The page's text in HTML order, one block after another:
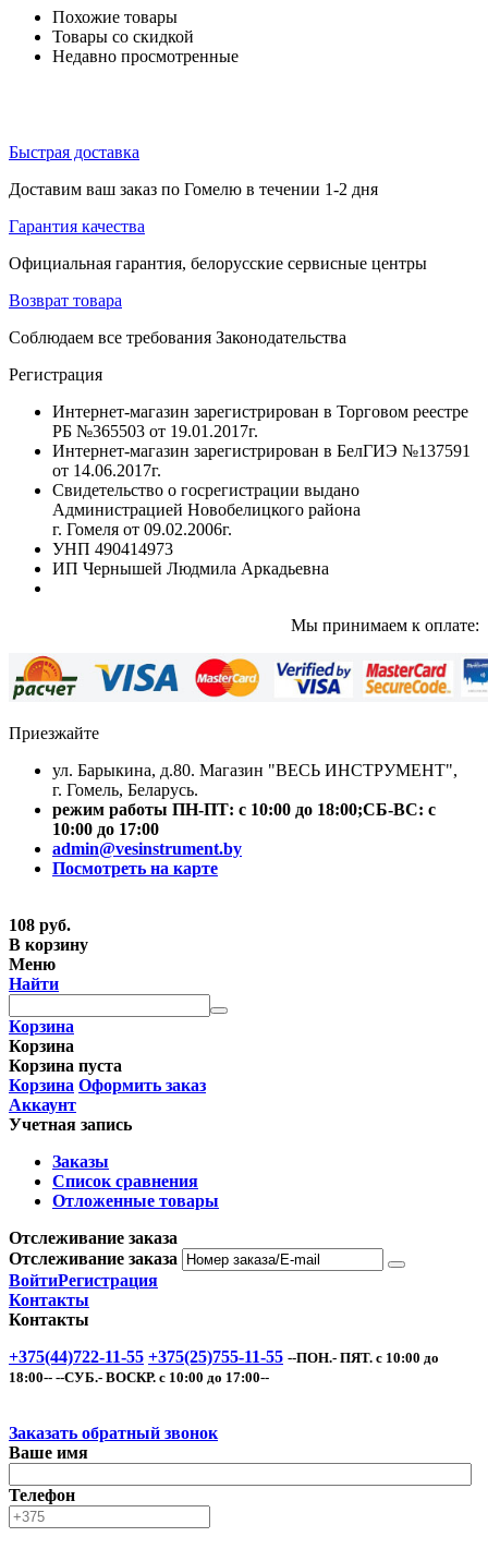
Похожие товары
Товары со скидкой
Недавно просмотренные
Быстрая доставка
Доставим ваш заказ по Гомелю в течении 1-2 дня
Гарантия качества
Официальная гарантия, белорусские сервисные центры
Возврат товара
Соблюдаем все требования Законодательства
Регистрация
Интернет-магазин зарегистрирован в Торговом реестре
РБ №365503 от 19.01.2017г.
Интернет-магазин зарегистрирован в БелГИЭ №137591
от 14.06.2017г.
Свидетельство о госрегистрации выдано
Администрацией Новобелицкого района
г. Гомеля от 09.02.2006г.
УНП 490414973
ИП Чернышей Людмила Аркадьевна
Мы принимаем к оплате:
Приезжайте
ул. Барыкина, д.80. Магазин "ВЕСЬ ИНСТРУМЕНТ",
г. Гомель, Беларусь.
режим работы ПН-ПТ: с 10:00 до 18:00;СБ-ВС: с
10:00 до 17:00
admin@vesinstrument.by
Посмотреть на карте
108 руб.
В корзину
Меню
Найти
Корзина
Корзина
Корзина пуста
Корзина Оформить заказ
Аккаунт
Учетная запись
Заказы
Список сравнения
Отложенные товары
Отслеживание заказа
Отслеживание заказа
ВойтиРегистрация
Контакты
Контакты
+375(44)722-11-55 +375(25)755-11-55 --ПОН.- ПЯТ. с 10:00 до
18:00-- --СУБ.- ВОСКР. с 10:00 до 17:00--
Заказать обратный звонок
Ваше имя
Телефон